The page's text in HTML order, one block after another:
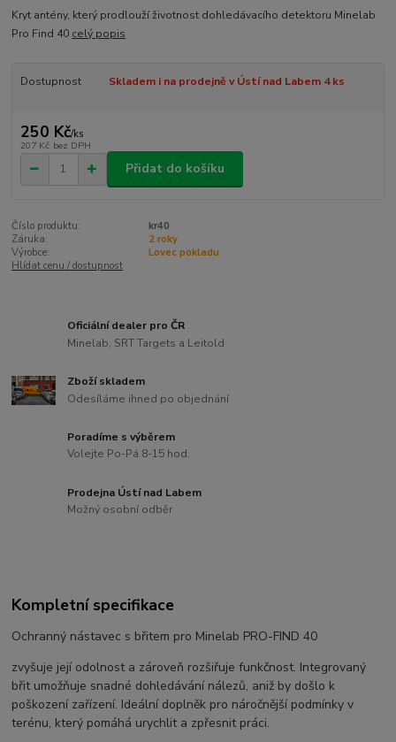
Kryt antény, který prodlouží životnost dohledávacího detektoru Minelab
Pro Find 40 celý popis
Dostupnost Skladem i na prodejně v Ústí nad Labem 4 ks
250 Kč/ks
207 Kč bez DPH
Přidat do košíku
Číslo produktu:
kr40
Záruka:
2 roky
Výrobce:
Lovec pokladu
Hlídat cenu / dostupnost
Oficiální dealer pro ČR
Minelab, SRT Targets a Leitold
Zboží skladem
Odesíláme ihned po objednání
Poradíme s výběrem
Volejte Po-Pá 8-15 hod.
Prodejna Ústí nad Labem
Možný osobní odběr
Kompletní specifikace
Ochranný nástavec s břitem pro Minelab PRO-FIND 40
zvyšuje její odolnost a zároveň rozšiřuje funkčnost. Integrovaný
břit umožňuje snadné dohledávání nálezů, aniž by došlo k
poškození zařízení. Ideální doplněk pro náročnější podmínky v
terénu, který pomáhá urychlit a zpřesnit práci.